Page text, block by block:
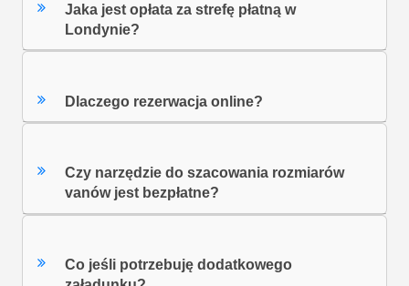
Jaka jest opłata za strefę płatną w
Londynie?
Dlaczego rezerwacja online?
Czy narzędzie do szacowania rozmiarów
vanów jest bezpłatne?
Co jeśli potrzebuję dodatkowego